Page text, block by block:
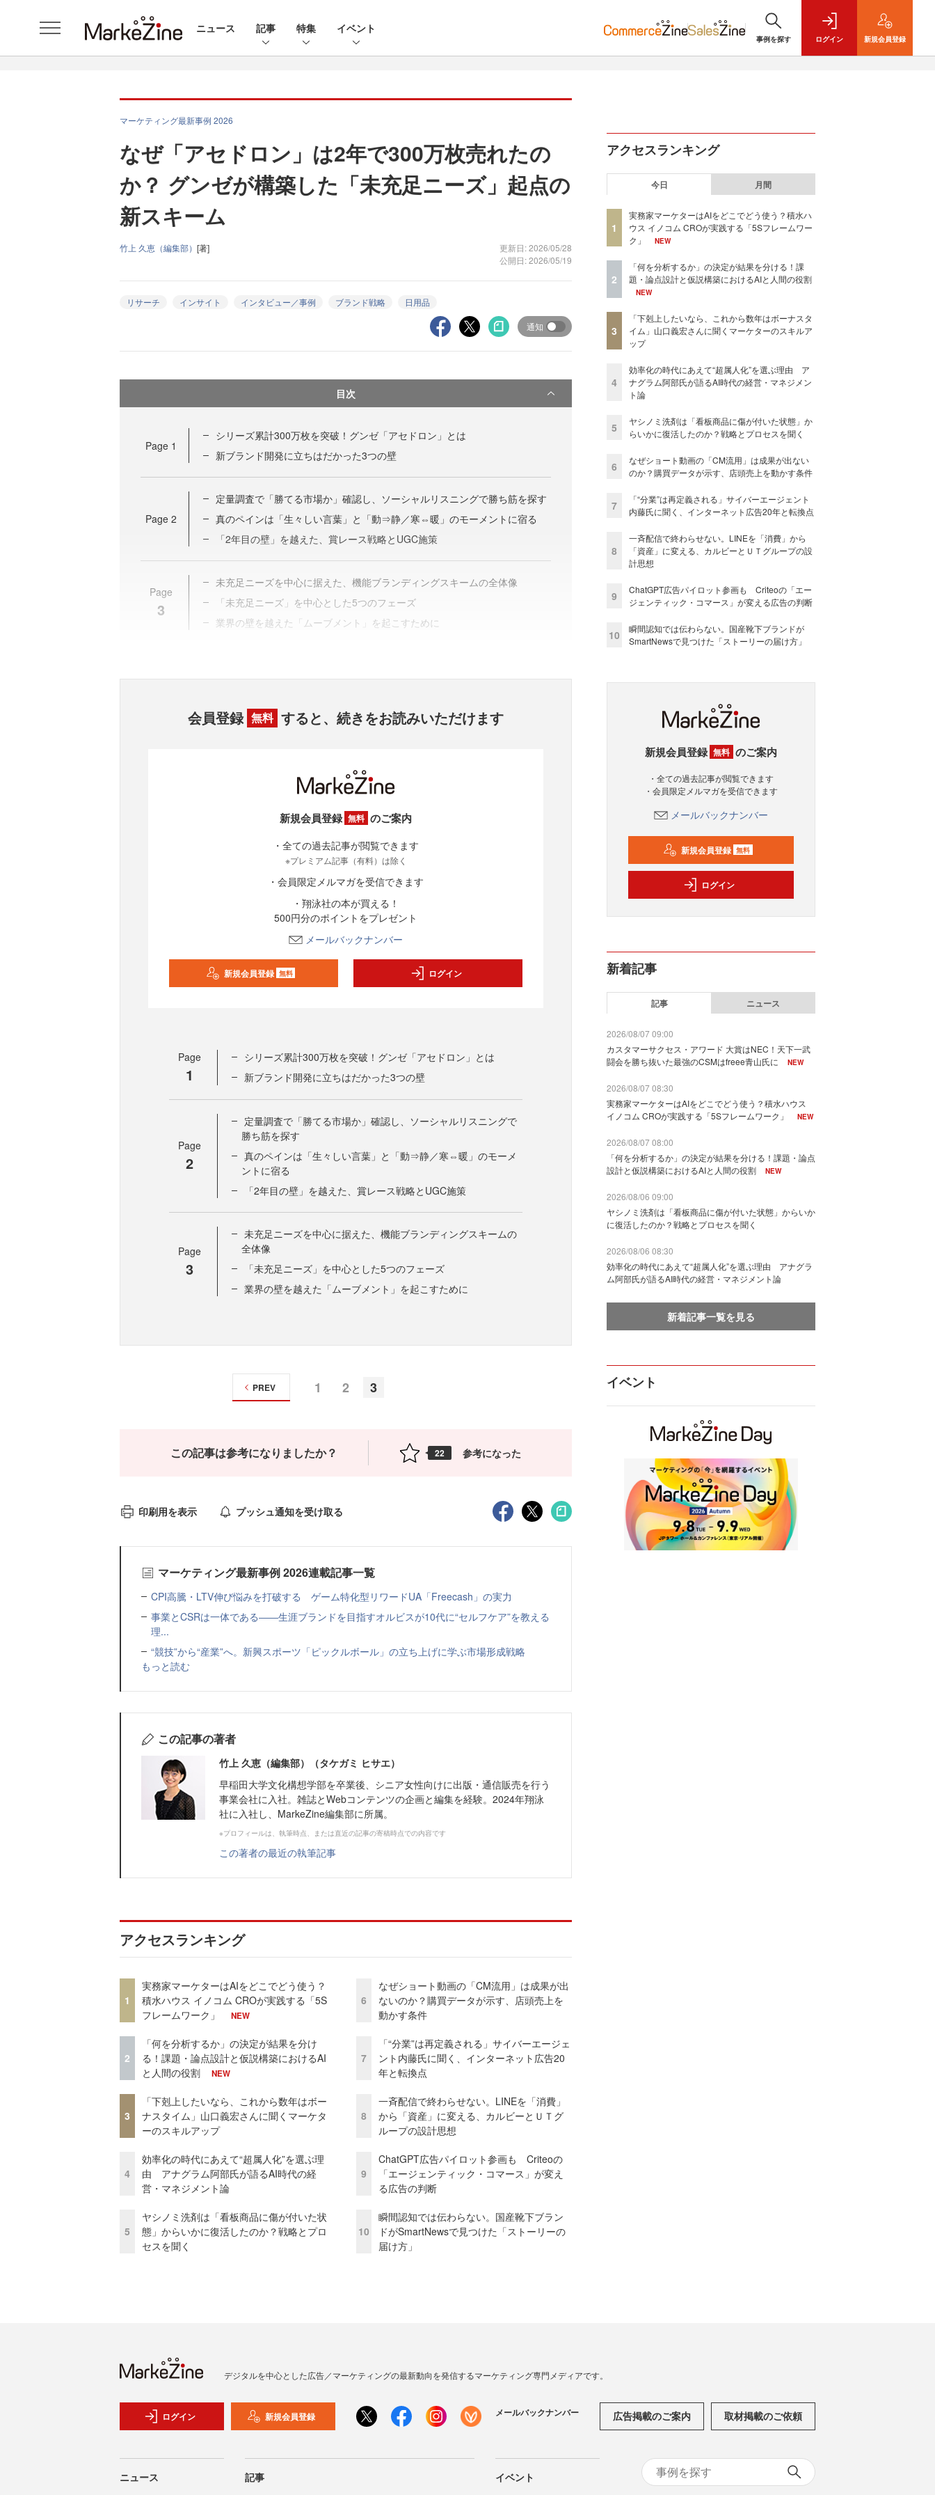
ニュース 記事 特集 イベント
事例を探す ログイン 新規会員登録
マーケティング最新事例 2026
なぜ「アセドロン」は2年で300万枚売れたの
か？ グンゼが構築した「未充足ニーズ」起点の
新スキーム
竹上 久恵（編集部） [著]
更新日: 2026/05/28
公開日: 2026/05/19
リサーチ インサイト インタビュー／事例 ブランド戦略 日用品
通知
目次
Page 1
シリーズ累計300万枚を突破！グンゼ「アセドロン」とは
新ブランド開発に立ちはだかった3つの壁
Page 2
定量調査で「勝てる市場か」確認し、ソーシャルリスニングで勝ち筋を探す
真のペインは「生々しい言葉」と「動⇒静／寒⇔暖」のモーメントに宿る
「2年目の壁」を越えた、賞レース戦略とUGC施策
Page
3
未充足ニーズを中心に据えた、機能ブランディングスキームの全体像
「未充足ニーズ」を中心とした5つのフェーズ
業界の壁を越えた「ムーブメント」を起こすために
会員登録 無料 すると、続きをお読みいただけます
新規会員登録 無料 のご案内
・全ての過去記事が閲覧できます
※プレミアム記事（有料）は除く
・会員限定メルマガを受信できます
・翔泳社の本が買える！
500円分のポイントをプレゼント
メールバックナンバー
新規会員登録 無料 ログイン
Page
1
シリーズ累計300万枚を突破！グンゼ「アセドロン」とは
新ブランド開発に立ちはだかった3つの壁
Page
2
定量調査で「勝てる市場か」確認し、ソーシャルリスニングで
勝ち筋を探す
真のペインは「生々しい言葉」と「動⇒静／寒⇔暖」のモーメ
ントに宿る
「2年目の壁」を越えた、賞レース戦略とUGC施策
Page
3
未充足ニーズを中心に据えた、機能ブランディングスキームの
全体像
「未充足ニーズ」を中心とした5つのフェーズ
業界の壁を越えた「ムーブメント」を起こすために
1 2 3
PREV
この記事は参考になりましたか？ 22 参考になった
印刷用を表示 プッシュ通知を受け取る
マーケティング最新事例 2026連載記事一覧
CPI高騰・LTV伸び悩みを打破する ゲーム特化型リワードUA「Freecash」の実力
事業とCSRは一体である――生涯ブランドを目指すオルビスが10代に“セルフケア”を教える
理...
“競技”から“産業”へ。新興スポーツ「ピックルボール」の立ち上げに学ぶ市場形成戦略
もっと読む
この記事の著者
竹上 久恵（編集部）（タケガミ ヒサエ）
早稲田大学文化構想学部を卒業後、シニア女性向けに出版・通信販売を行う
事業会社に入社。雑誌とWebコンテンツの企画と編集を経験。2024年翔泳
社に入社し、MarkeZine編集部に所属。
※プロフィールは、執筆時点、または直近の記事の寄稿時点での内容です
この著者の最近の執筆記事
アクセスランキング
1
実務家マーケターはAIをどこでどう使う？
積水ハウス イノコム CROが実践する「5S
フレームワーク」
NEW
2
「何を分析するか」の決定が結果を分け
る！課題・論点設計と仮説構築におけるAI
と人間の役割
NEW
3
「下剋上したいなら、これから数年はボー
ナスタイム」山口義宏さんに聞くマーケタ
ーのスキルアップ
4
効率化の時代にあえて“超属人化”を選ぶ理
由 アナグラム阿部氏が語るAI時代の経
営・マネジメント論
5
ヤシノミ洗剤は「看板商品に傷が付いた状
態」からいかに復活したのか？戦略とプロ
セスを聞く
6
なぜショート動画の「CM流用」は成果が出
ないのか？購買データが示す、店頭売上を
動かす条件
7
「“分業”は再定義される」サイバーエージェ
ント内藤氏に聞く、インターネット広告20
年と転換点
8
一斉配信で終わらせない。LINEを「消費」
から「資産」に変える、カルビーとＵＴグ
ループの設計思想
9
ChatGPT広告パイロット参画も Criteoの
「エージェンティック・コマース」が変え
る広告の判断
10
瞬間認知では伝わらない。国産靴下ブラン
ドがSmartNewsで見つけた「ストーリーの
届け方」
アクセスランキング
今日 月間
1
実務家マーケターはAIをどこでどう使う？積水ハ
ウス イノコム CROが実践する「5Sフレームワー
ク」
NEW
2
「何を分析するか」の決定が結果を分ける！課
題・論点設計と仮説構築におけるAIと人間の役割
NEW
3
「下剋上したいなら、これから数年はボーナスタ
イム」山口義宏さんに聞くマーケターのスキルア
ップ
4
効率化の時代にあえて“超属人化”を選ぶ理由 ア
ナグラム阿部氏が語るAI時代の経営・マネジメン
ト論
5
ヤシノミ洗剤は「看板商品に傷が付いた状態」か
らいかに復活したのか？戦略とプロセスを聞く
6
なぜショート動画の「CM流用」は成果が出ない
のか？購買データが示す、店頭売上を動かす条件
7
「“分業”は再定義される」サイバーエージェント
内藤氏に聞く、インターネット広告20年と転換点
8
一斉配信で終わらせない。LINEを「消費」から
「資産」に変える、カルビーとＵＴグループの設
計思想
9
ChatGPT広告パイロット参画も Criteoの「エー
ジェンティック・コマース」が変える広告の判断
10
瞬間認知では伝わらない。国産靴下ブランドが
SmartNewsで見つけた「ストーリーの届け方」
新規会員登録 無料 のご案内
・全ての過去記事が閲覧できます
・会員限定メルマガを受信できます
メールバックナンバー
新規会員登録 無料
ログイン
新着記事
記事 ニュース
2026/08/07 09:00
カスタマーサクセス・アワード 大賞はNEC！天下一武
闘会を勝ち抜いた最強のCSMはfreee青山氏に
NEW
2026/08/07 08:30
実務家マーケターはAIをどこでどう使う？積水ハウス
イノコム CROが実践する「5Sフレームワーク」
NEW
2026/08/07 08:00
「何を分析するか」の決定が結果を分ける！課題・論点
設計と仮説構築におけるAIと人間の役割
NEW
2026/08/06 09:00
ヤシノミ洗剤は「看板商品に傷が付いた状態」からいか
に復活したのか？戦略とプロセスを聞く
2026/08/06 08:30
効率化の時代にあえて“超属人化”を選ぶ理由 アナグラ
ム阿部氏が語るAI時代の経営・マネジメント論
新着記事一覧を見る
イベント
デジタルを中心とした広告／マーケティングの最新動向を発信するマーケティング専門メディアです。
ログイン 新規会員登録 メールバックナンバー 広告掲載のご案内 取材掲載のご依頼
ニュース 記事 イベント